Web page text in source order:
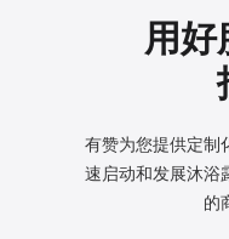
用好
有赞为您提供定制
速启动和发展沐浴
的